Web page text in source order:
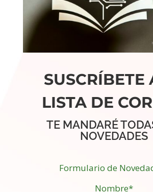
SUSCRÍBETE
LISTA DE
TE MANDARÉ
NOVEDADES
Formulario de
Nombre*